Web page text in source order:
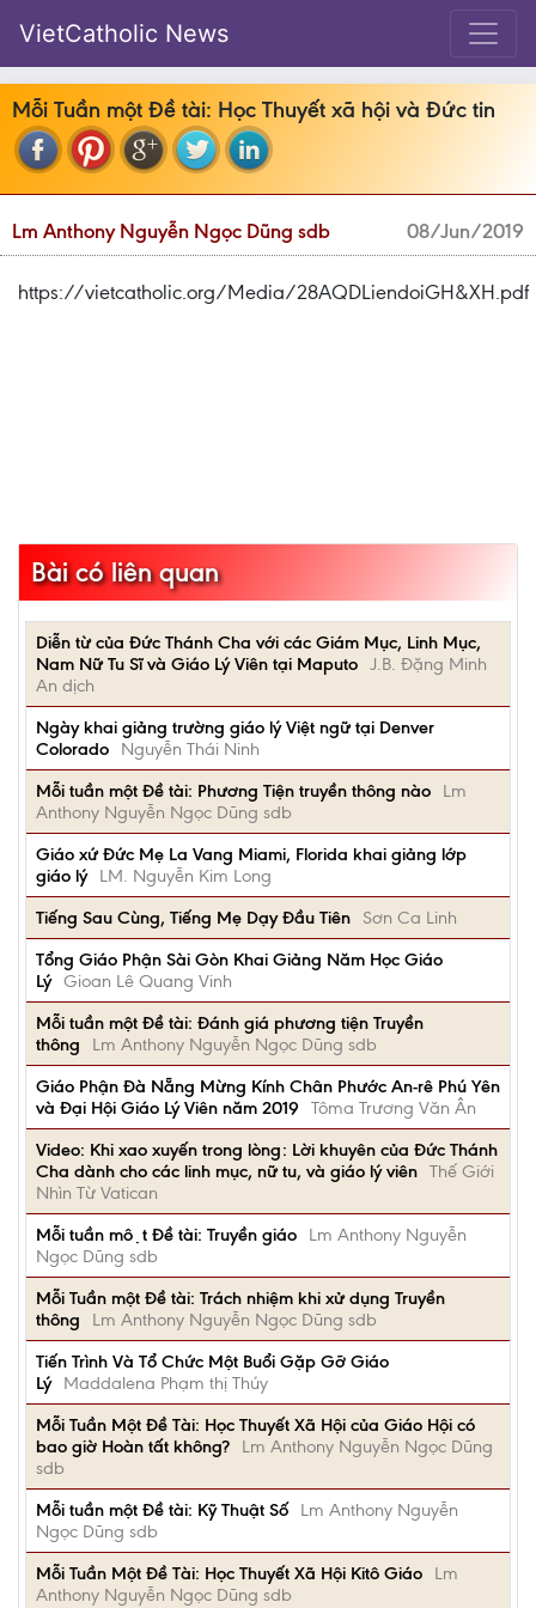
VietCatholic News
Mỗi Tuần một Đề tài: Học Thuyết xã hội và Đức tin
Lm Anthony Nguyễn Ngọc Dũng sdb 08/Jun/2019
https://vietcatholic.org/Media/28AQDLiendoiGH&XH.pdf
Bài có liên quan
Diễn từ của Đức Thánh Cha với các Giám Mục, Linh Mục,
Nam Nữ Tu Sĩ và Giáo Lý Viên tại Maputo J.B. Đặng Minh
An dịch
Ngày khai giảng trường giáo lý Việt ngữ tại Denver
Colorado
Nguyễn Thái Ninh
Mỗi tuần một Đề tài: Phương Tiện truyền thông nào
Lm
Anthony Nguyễn Ngọc Dũng sdb
Giáo xứ Đức Mẹ La Vang Miami, Florida khai giảng lớp
giáo lý
LM. Nguyễn Kim Long
Tiếng Sau Cùng, Tiếng Mẹ Dạy Đầu Tiên
Sơn Ca Linh
Tổng Giáo Phận Sài Gòn Khai Giảng Năm Học Giáo
Lý Gioan Lê Quang Vinh
Mỗi tuần một Đề tài: Đánh giá phương tiện Truyền
thông
Lm Anthony Nguyễn Ngọc Dũng sdb
Giáo Phận Đà Nẵng Mừng Kính Chân Phước An-rê Phú Yên
và Đại Hội Giáo Lý Viên năm 2019
Tôma Trương Văn Ân
Video: Khi xao xuyến trong lòng: Lời khuyên của Đức Thánh
Cha dành cho các linh mục, nữ tu, và giáo lý viên Thế Giới
Nhìn Từ Vatican
Mỗi tuần một Đề tài: Truyền giáo
Lm Anthony Nguyễn
Ngọc Dũng sdb
Mỗi Tuần một Đề tài: Trách nhiệm khi xử dụng Truyền
thông
Lm Anthony Nguyễn Ngọc Dũng sdb
Tiến Trình Và Tổ Chức Một Buổi Gặp Gỡ Giáo
Lý
Maddalena Phạm thị Thúy
Mỗi Tuần Một Đề Tài: Học Thuyết Xã Hội của Giáo Hội có
bao giờ Hoàn tất không?
Lm Anthony Nguyễn Ngọc Dũng
sdb
Mỗi tuần một Đề tài: Kỹ Thuật Số
Lm Anthony Nguyễn
Ngọc Dũng sdb
Mỗi Tuần Một Đề Tài: Học Thuyết Xã Hội Kitô Giáo
Lm
Anthony Nguyễn Ngọc Dũng sdb